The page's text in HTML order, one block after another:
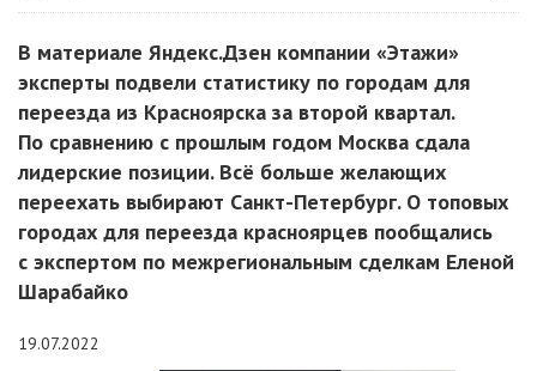
В материале Яндекс.Дзен компании «Этажи»
эксперты подвели статистику по городам для
переезда из Красноярска за второй квартал.
По сравнению с прошлым годом Москва сдала
лидерские позиции. Всё больше желающих
переехать выбирают Санкт-Петербург. О топовых
городах для переезда красноярцев пообщались
с экспертом по межрегиональным сделкам Еленой
Шарабайко
19.07.2022